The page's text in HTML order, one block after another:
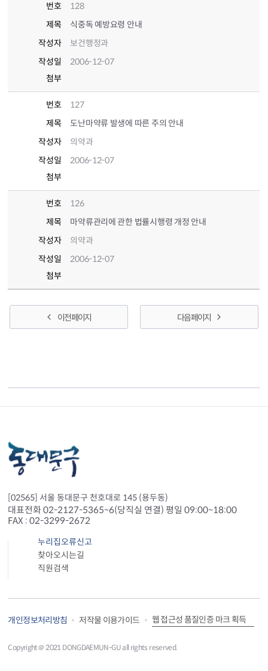
번호
128
제목
식중독 예방요령 안내
작성자
보건행정과
작성일
2006-12-07
첨부
번호
127
제목
도난마약류 발생에 따른 주의 안내
작성자
의약과
작성일
2006-12-07
첨부
번호
126
제목
마약류관리에 관한 법률시행령 개정 안내
작성자
의약과
작성일
2006-12-07
첨부
이전 페이지 다음 페이지
[02565] 서울 동대문구 천호대로 145 (용두동)
대표전화 02-2127-5365~6(당직실 연결) 평일 09:00~18:00
FAX : 02-3299-2672
누리집오류신고
찾아오시는길
직원검색
개인정보처리방침 저작물 이용가이드 웹 접근성 품질인증 마크 획득
Copyright＠ 2021 DONGDAEMUN-GU all rights reserved.